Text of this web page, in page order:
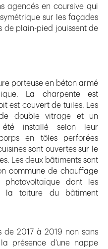
agencés en coursive qui
sur les façades
de plain-pied jouissent de
porteuse en béton armé
La charpente est
est couvert de tuiles. Les
double vitrage et un
installé selon leur
en tôles perforées
sont ouvertes sur le
Les deux bâtiments sont
commune de chauffage
dont les
la toiture du bâtiment
de 2017 à 2019 non sans
présence d’une nappe